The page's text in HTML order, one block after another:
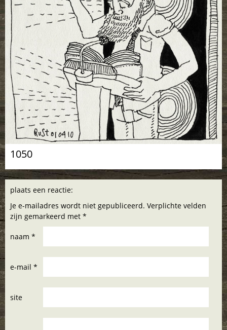
1050
plaats een reactie:
Je e-mailadres wordt niet gepubliceerd. Verplichte velden
zijn gemarkeerd met *
naam *
e-mail *
site